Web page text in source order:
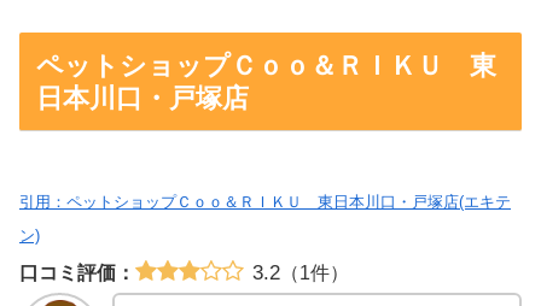
ペットショップＣｏｏ＆ＲＩＫＵ 東
日本川口・戸塚店
引用：ペットショップＣｏｏ＆ＲＩＫＵ 東日本川口・戸塚店(エキテ
ン)
口コミ評価： 3.2（1件）